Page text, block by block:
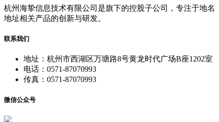
杭州海挚信息技术有限公司是旗下的控股子公司，专注于地名
地址相关产品的创新与研发。
联系我们
地址：杭州市西湖区万塘路8号黄龙时代广场B座1202室
电话：0571-87070993
传真：0571-87070993
微信公众号